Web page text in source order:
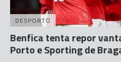
DESPORTO
Benfica tenta repor
Porto e Sporting de